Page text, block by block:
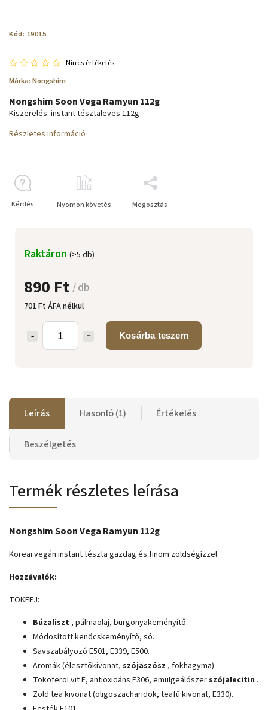
Kód: 19015
Nincs értékelés
Márka: Nongshim
890 Ft / db
701 Ft ÁFA nélkül
Kosárba teszem
Raktáron (>5 db)
Nongshim Soon Vega Ramyun 112g
Kiszerelés: instant tésztaleves 112g
Részletes információ
Kérdés Nyomon követés Megosztás
Leírás Hasonló (1) Értékelés
Beszélgetés
Termék részletes leírása
Nongshim Soon Vega Ramyun 112g
Koreai vegán instant tészta gazdag és finom zöldségízzel
Hozzávalók:
TÖKFEJ:
Búzaliszt, pálmaolaj, burgonyakeményítő.
Módosított kenőcskeményítő, só.
Savszabályozó E501, E339, E500.
Aromák (élesztőkivonat, szójaszósz , fokhagyma).
Tokoferol vit E, antioxidáns E306, emulgeálószerszójalecitin .
Zöld tea kivonat (oligoszacharidok, teafű kivonat, E330).